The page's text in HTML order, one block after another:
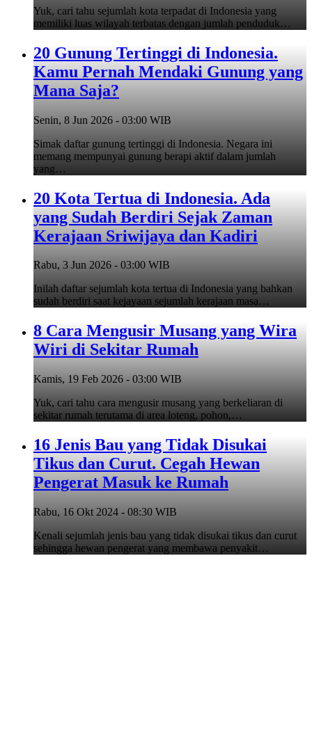
Yuk, cari tahu sejumlah kota terpadat di Indonesia yang
memiliki luas wilayah terbatas dengan jumlah penduduk…
20 Gunung Tertinggi di Indonesia.
Kamu Pernah Mendaki Gunung yang
Mana Saja?
Senin, 8 Jun 2026 - 03:00 WIB
Simak daftar gunung tertinggi di Indonesia. Negara ini
memang mempunyai gunung berapi aktif dalam jumlah
yang…
20 Kota Tertua di Indonesia. Ada
yang Sudah Berdiri Sejak Zaman
Kerajaan Sriwijaya dan Kadiri
Rabu, 3 Jun 2026 - 03:00 WIB
Inilah daftar sejumlah kota tertua di Indonesia yang bahkan
sudah berdiri saat kejayaan sejumlah kerajaan masa…
8 Cara Mengusir Musang yang Wira
Wiri di Sekitar Rumah
Kamis, 19 Feb 2026 - 03:00 WIB
Yuk, cari tahu cara mengusir musang yang berkeliaran di
sekitar rumah terutama di area loteng, pohon,…
16 Jenis Bau yang Tidak Disukai
Tikus dan Curut. Cegah Hewan
Pengerat Masuk ke Rumah
Rabu, 16 Okt 2024 - 08:30 WIB
Kenali sejumlah jenis bau yang tidak disukai tikus dan curut
sehingga hewan pengerat yang membawa penyakit…